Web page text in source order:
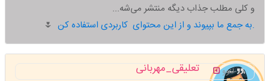
و کلی مطلب جذاب دیگه منتشر می‌شه...
به جمع ما بپیوند و از این محتوای کاربردی استفاده کن.
🌷
تعلیقی_مهربانی لنوو